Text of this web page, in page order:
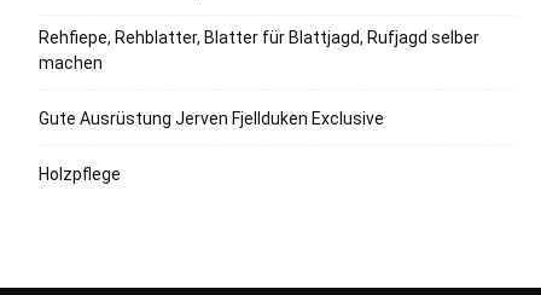
Rehfiepe, Rehblatter, Blatter für Blattjagd, Rufjagd selber
machen
Gute Ausrüstung Jerven Fjellduken Exclusive
Holzpflege